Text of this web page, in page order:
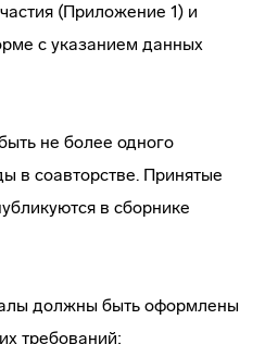
(Приложение 1) и
с указанием данных
не более одного
в соавторстве. Принятые
в сборнике
должны быть оформлены
требований: